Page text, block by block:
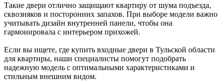
Такие двери отлично защищают квартиру от шума подъезда,
сквозняков и посторонних запахов. При выборе модели важно
учитывать дизайн внутренней панели, чтобы она
гармонировала с интерьером прихожей.
Если вы ищете, где купить входные двери в Тульской области
для квартиры, наши специалисты помогут подобрать
надежную модель с оптимальными характеристиками и
стильным внешним видом.